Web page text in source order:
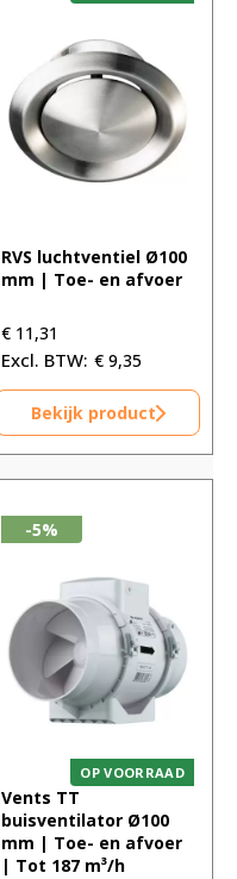
RVS luchtventiel Ø100
mm | Toe- en afvoer
€ 11,31
€ 9,35
Bekijk product
-5%
OP VOORRAAD
Vents TT
buisventilator Ø100
mm | Toe- en afvoer
| Tot 187 m³/h